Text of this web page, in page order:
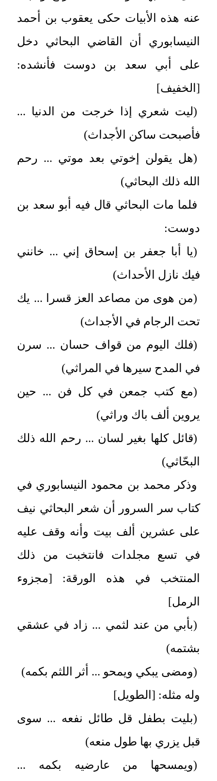
عنه هذه الأبيات حكى يعقوب بن أحمد
النيسابوري أن القاضي البحاثي دخل
على أبي سعد بن دوست فأنشده:
[الخفيف]
(ليت شعري إذا خرجت من الدنيا ...
فأصبحت ساكن الأجداث)
(هل يقولن إخوتي بعد موتي ... رحم
الله ذلك البحاثي)
فلما مات البحاثي قال فيه أبو سعد بن
دوست:
(يا أبا جعفر بن إسحاق إني ... خانني
فيك نازل الأحداث)
(من هوى من مصاعد العز قسرا ... يك
تحت الرجام في الأجداث)
(فلك اليوم من قواف حسان ... سرن
في المدح سيرها في المراثي)
(مع كتب جمعن في كل فن ... حين
يروين ألف باك وراثي)
(قائل كلها بغير لسان ... رحم الله ذلك
البحّاثي)
وذكر محمد بن محمود النيسابوري في
كتاب سر السرور أن شعر البحاثي نيف
على عشرين ألف بيت وأنه وقف عليه
في تسع مجلدات فانتخبت من ذلك
المنتخب في هذه الورقة: [مجزوء
الرمل]
(بأبي من عند لثمي ... زاد في عشقي
بشتمه)
(ومضى يبكي ويمحو ... أثر اللثم بكمه)
وله مثله: [الطويل]
(بليت بطفل قل طائل نفعه ... سوى
قبل يزري بها طول منعه)
(ويمسحها من عارضيه بكمه ...